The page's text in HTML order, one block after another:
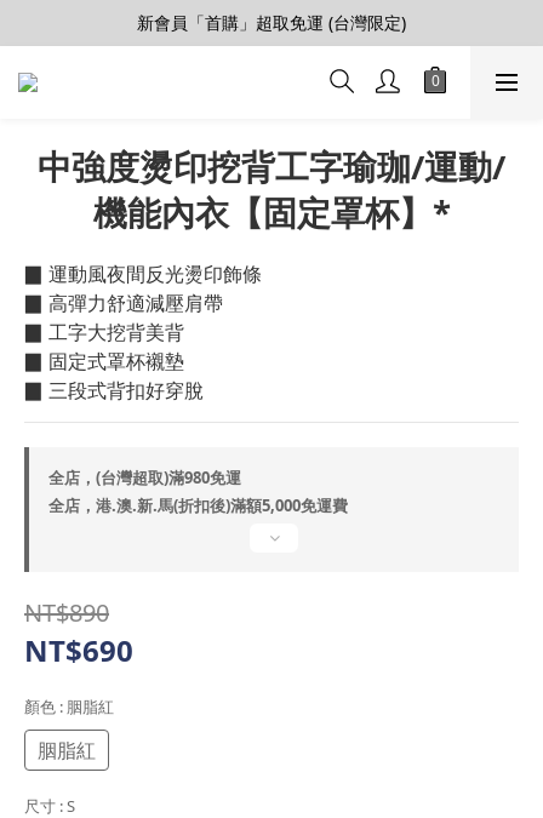
【會員推薦賞】推薦好朋友，拿100購物金
新會員「首購」超取免運 (台灣限定)
加入LINE好友>連結會員>領50元折價券
中強度燙印挖背工字瑜珈/運動/
機能內衣【固定罩杯】*
▉ 運動風夜間反光燙印飾條
▉ 高彈力舒適減壓肩帶
▉ 工字大挖背美背
▉ 固定式罩杯襯墊
▉ 三段式背扣好穿脫
全店，(台灣超取)滿980免運
全店，港.澳.新.馬(折扣後)滿額5,000免運費
NT$890
NT$690
顏色 : 胭脂紅
胭脂紅
尺寸 : S